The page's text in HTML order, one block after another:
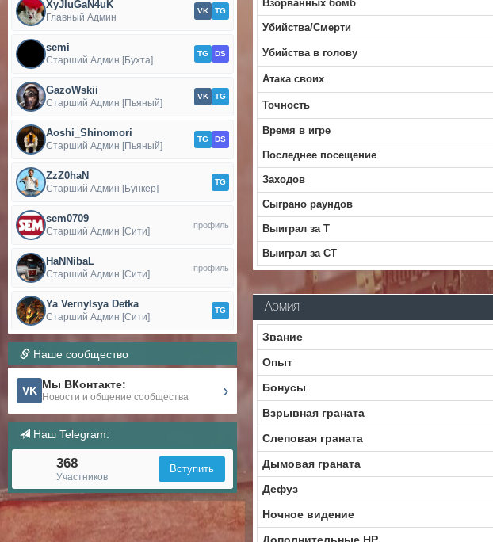
XyJIuGaN4uK
Главный Админ
VK TG
semi
Старший Админ [Бухта]
TG DS
GazoWskii
Старший Админ [Пьяный]
VK TG
Aoshi_Shinomori
Старший Админ [Пьяный]
TG DS
ZzZ0haN
Старший Админ [Бункер]
TG
sem0709
Старший Админ [Сити]
профиль
HaNNibaL
Старший Админ [Сити]
профиль
Ya Vernylsya Detka
Старший Админ [Сити]
TG
Наше сообщество
VK Мы ВКонтакте:
Новости и общение сообщества ›
Наш Telegram:
368
Участников
Вступить
Взорванных бомб
Убийства/Смерти
Убийства в голову
Атака своих
Точность
Время в игре
Последнее посещение
Заходов
Сыграно раундов
Выиграл за Т
Выиграл за CT
Армия
Звание
Опыт
Бонусы
Взрывная граната
Слеповая граната
Дымовая граната
Дефуз
Ночное видение